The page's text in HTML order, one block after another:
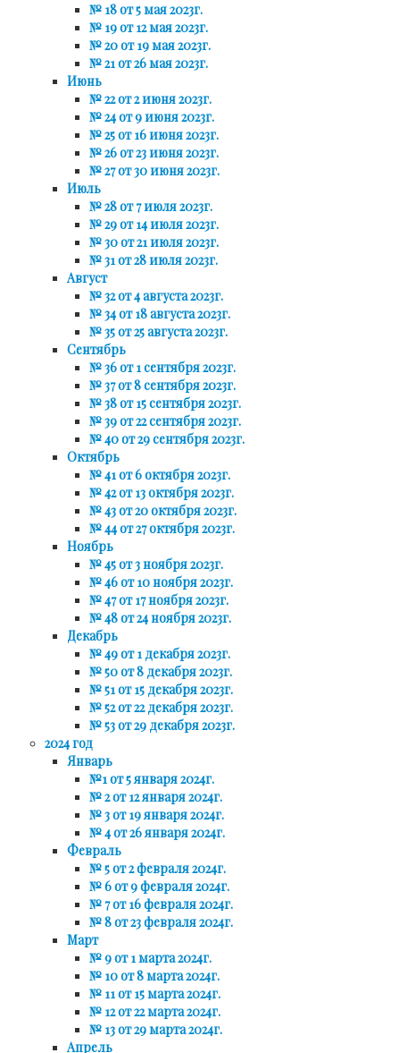
№ 18 от 5 мая 2023г.
№ 19 от 12 мая 2023г.
№ 20 от 19 мая 2023г.
№ 21 от 26 мая 2023г.
Июнь
№ 22 от 2 июня 2023г.
№ 24 от 9 июня 2023г.
№ 25 от 16 июня 2023г.
№ 26 от 23 июня 2023г.
№ 27 от 30 июня 2023г.
Июль
№ 28 от 7 июля 2023г.
№ 29 от 14 июля 2023г.
№ 30 от 21 июля 2023г.
№ 31 от 28 июля 2023г.
Август
№ 32 от 4 августа 2023г.
№ 34 от 18 августа 2023г.
№ 35 от 25 августа 2023г.
Сентябрь
№ 36 от 1 сентября 2023г.
№ 37 от 8 сентября 2023г.
№ 38 от 15 сентября 2023г.
№ 39 от 22 сентября 2023г.
№ 40 от 29 сентября 2023г.
Октябрь
№ 41 от 6 октября 2023г.
№ 42 от 13 октября 2023г.
№ 43 от 20 октября 2023г.
№ 44 от 27 октября 2023г.
Ноябрь
№ 45 от 3 ноября 2023г.
№ 46 от 10 ноября 2023г.
№ 47 от 17 ноября 2023г.
№ 48 от 24 ноября 2023г.
Декабрь
№ 49 от 1 декабря 2023г.
№ 50 от 8 декабря 2023г.
№ 51 от 15 декабря 2023г.
№ 52 от 22 декабря 2023г.
№ 53 от 29 декабря 2023г.
2024 год
Январь
№1 от 5 января 2024г.
№ 2 от 12 января 2024г.
№ 3 от 19 января 2024г.
№ 4 от 26 января 2024г.
Февраль
№ 5 от 2 февраля 2024г.
№ 6 от 9 февраля 2024г.
№ 7 от 16 февраля 2024г.
№ 8 от 23 февраля 2024г.
Март
№ 9 от 1 марта 2024г.
№ 10 от 8 марта 2024г.
№ 11 от 15 марта 2024г.
№ 12 от 22 марта 2024г.
№ 13 от 29 марта 2024г.
Апрель